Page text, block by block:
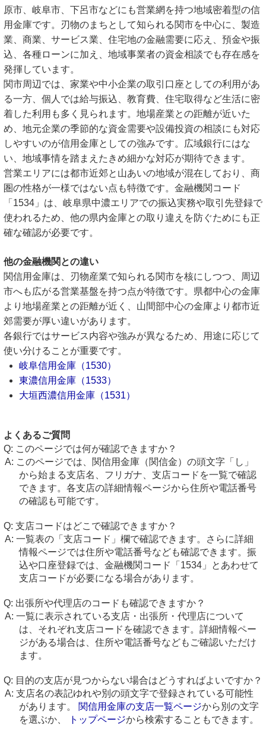
原市、岐阜市、下呂市などにも営業網を持つ地域密着型の信
用金庫です。刃物のまちとして知られる関市を中心に、製造
業、商業、サービス業、住宅地の金融需要に応え、預金や振
込、各種ローンに加え、地域事業者の資金相談でも存在感を
発揮しています。
関市周辺では、家業や中小企業の取引口座としての利用があ
る一方、個人では給与振込、教育費、住宅取得など生活に密
着した利用も多く見られます。地場産業との距離が近いた
め、地元企業の季節的な資金需要や設備投資の相談にも対応
しやすいのが信用金庫としての強みです。広域銀行にはな
い、地域事情を踏まえたきめ細かな対応が期待できます。
営業エリアには都市近郊と山あいの地域が混在しており、商
圏の性格が一様ではない点も特徴です。金融機関コード
「1534」は、岐阜県中濃エリアでの振込実務や取引先登録で
使われるため、他の県内金庫との取り違えを防ぐためにも正
確な確認が必要です。
他の金融機関との違い
関信用金庫は、刃物産業で知られる関市を核にしつつ、周辺
市へも広がる営業基盤を持つ点が特徴です。県都中心の金庫
より地場産業との距離が近く、山間部中心の金庫より都市近
郊需要が厚い違いがあります。
各銀行ではサービス内容や強みが異なるため、用途に応じて
使い分けることが重要です。
岐阜信用金庫（1530）
東濃信用金庫（1533）
大垣西濃信用金庫（1531）
よくあるご質問
このページでは何が確認できますか？
このページでは、関信用金庫（関信金）の頭文字「し」
から始まる支店名、フリガナ、支店コードを一覧で確認
できます。各支店の詳細情報ページから住所や電話番号
の確認も可能です。
支店コードはどこで確認できますか？
一覧表の「支店コード」欄で確認できます。さらに詳細
情報ページでは住所や電話番号なども確認できます。振
込や口座登録では、金融機関コード「1534」とあわせて
支店コードが必要になる場合があります。
出張所や代理店のコードも確認できますか？
一覧に表示されている支店・出張所・代理店について
は、それぞれ支店コードを確認できます。詳細情報ペー
ジがある場合は、住所や電話番号などもご確認いただけ
ます。
目的の支店が見つからない場合はどうすればよいですか？
支店名の表記ゆれや別の頭文字で登録されている可能性
があります。 関信用金庫の支店一覧ページから別の文字
を選ぶか、
トップページから検索することもできます。